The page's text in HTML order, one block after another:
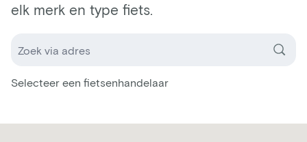
elk merk en type fiets.
Selecteer een fietsenhandelaar